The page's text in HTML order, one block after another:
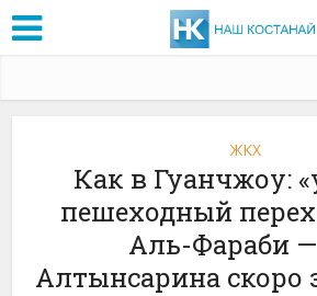
ЖКХ
Как в Гуанчжоу:
пешеходный
Аль-Фараби
Алтынсарина скоро